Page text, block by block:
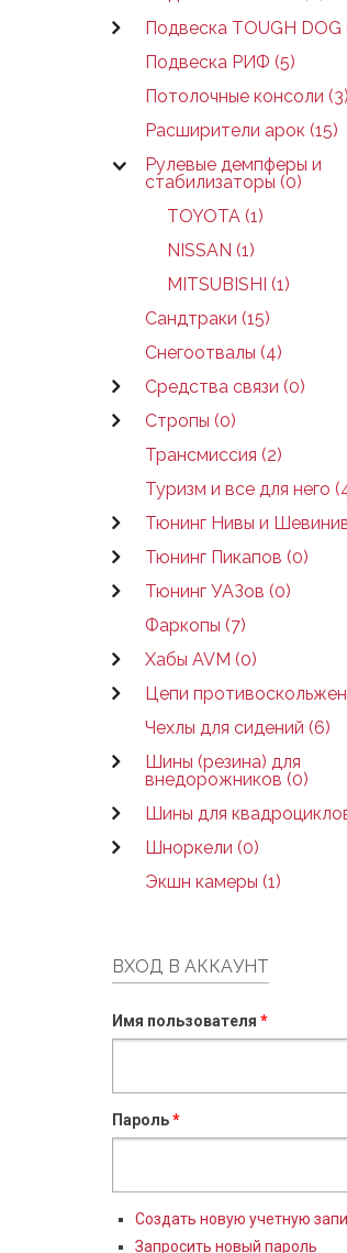
Подвеска TOUGH DOG
Подвеска РИФ (5)
Потолочные консоли (3)
Расширители арок (15)
Рулевые демпферы и
стабилизаторы (0)
TOYOTA (1)
NISSAN (1)
MITSUBISHI (1)
Сандтраки (15)
Снегоотвалы (4)
Средства связи (0)
Стропы (0)
Трансмиссия (2)
Туризм и все для него
Тюнинг Нивы и
Тюнинг Пикапов (0)
Тюнинг УАЗов (0)
Фаркопы (7)
Хабы AVM (0)
Цепи
Чехлы для сидений (6)
Шины (резина) для
внедорожников (0)
Шины для
Шноркели (0)
Экшн камеры (1)
ВХОД В АККАУНТ
Имя пользователя *
Пароль*
Создать новую учетную
Запросить новый пароль